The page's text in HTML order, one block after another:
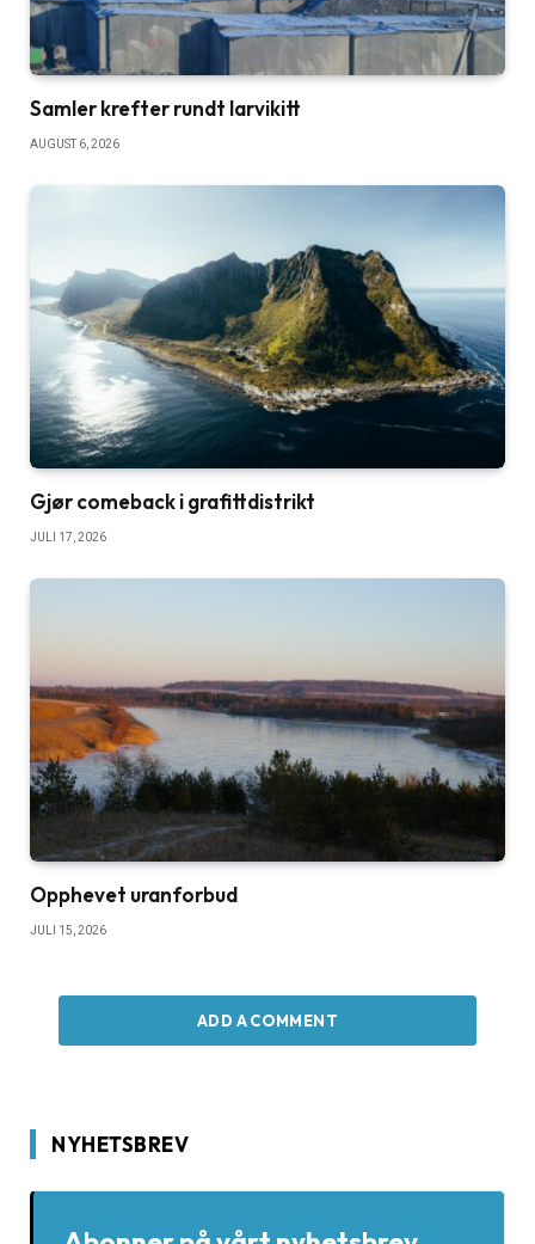
Samler krefter rundt larvikitt
AUGUST 6, 2026
Gjør comeback i grafittdistrikt
JULI 17, 2026
Opphevet uranforbud
JULI 15, 2026
ADD A COMMENT
NYHETSBREV